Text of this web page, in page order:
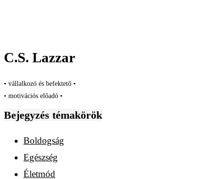
C.S. Lazzar
• vállalkozó és befektető •
• motivációs előadó •
Bejegyzés témakörök
Boldogság
Egészség
Életmód